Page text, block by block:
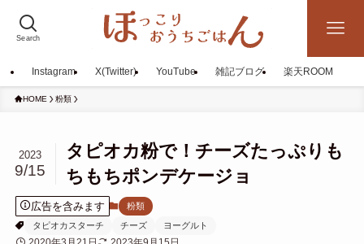
Search
Instagram X(Twitter) YouTube 雑記ブログ 楽天ROOM
HOME 粉類
タピオカ粉で！チーズたっぷりも
ちもちポンデケージョ
2023
9/15
広告を含みます
粉類
タピオカスターチ
チーズ ヨーグルト